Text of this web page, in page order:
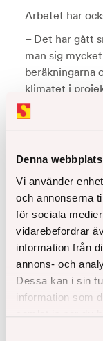
Denna
Vi använder
och annonserna
för sociala
vidarebefordrar
information från
annons- och
Dessa kan i sin
information som
Arbetet har
– Det har gått
man sig
beräkningarna
klimatet i
Från
Den största
– Det
vi kan faktiskt
Senaste